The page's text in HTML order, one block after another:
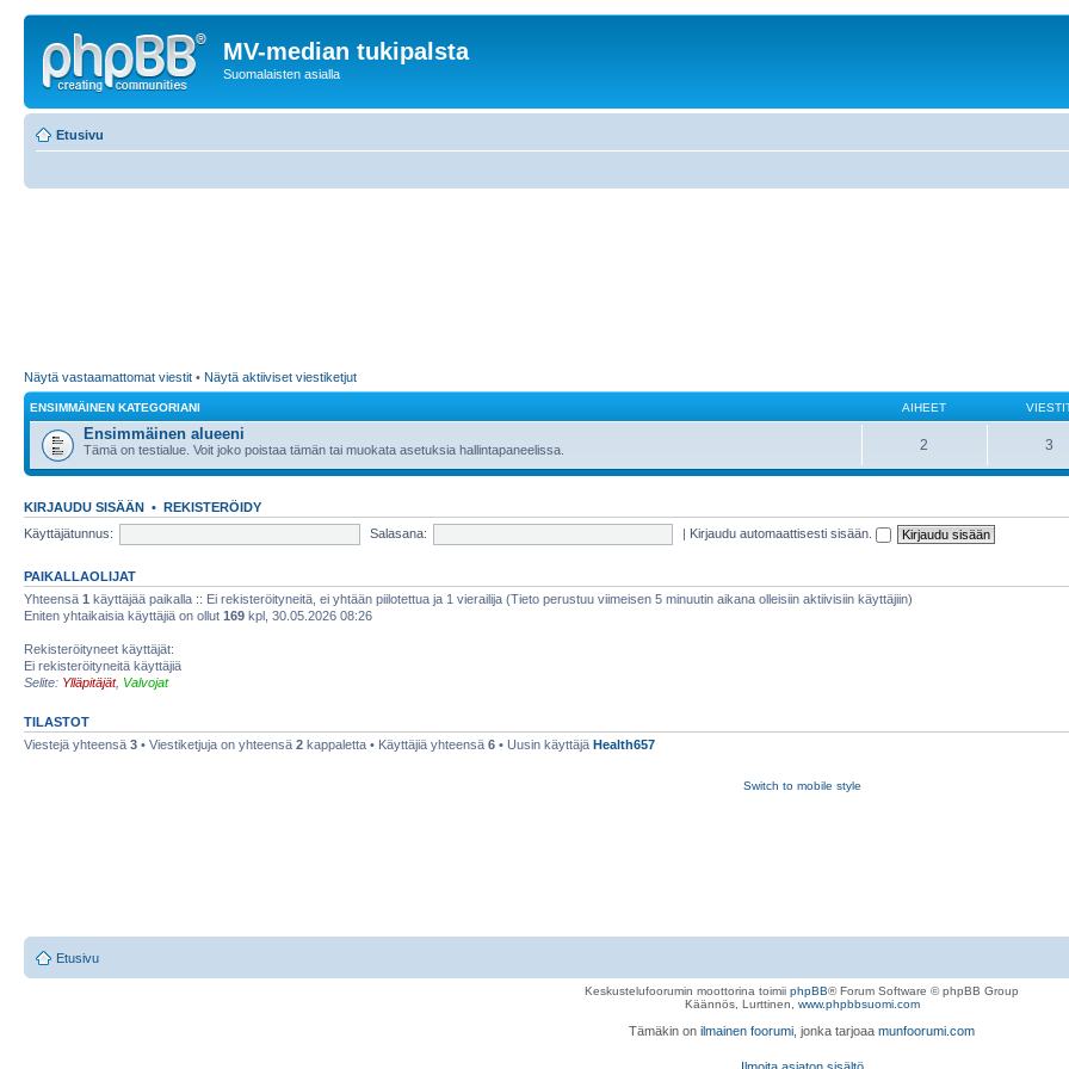
MV-median tukipalsta
Suomalaisten asialla
Etusivu
Näytä vastaamattomat viestit • Näytä aktiiviset viestiketjut
ENSIMMÄINEN KATEGORIANI AIHEET
Ensimmäinen alueeni
Tämä on testialue. Voit joko poistaa tämän tai muokata asetuksia hallintapaneelissa. 2 3
KIRJAUDU SISÄÄN • REKISTERÖIDY
Käyttäjätunnus:
Salasana: | Kirjaudu automaattisesti sisään.
PAIKALLAOLIJAT
Yhteensä 1 käyttäjää paikalla :: Ei rekisteröityneitä, ei yhtään piilotettua ja 1 vierailija (Tieto perustuu viimeisen 5 minuutin aikana olleisiin aktiivisiin käyttäjiin)
Eniten yhtaikaisia käyttäjiä on ollut 169 kpl, 30.05.2026 08:26
Rekisteröityneet käyttäjät:
Ei rekisteröityneitä käyttäjiä
Selite: Ylläpitäjät, Valvojat
TILASTOT
Viestejä yhteensä 3 • Viestiketjuja on yhteensä 2 kappaletta • Käyttäjiä yhteensä 6 • Uusin käyttäjä Health657
Switch to mobile style
Etusivu
Keskustelufoorumin moottorina toimii phpBB® Forum Software © phpBB Group
Käännös, Lurttinen, www.phpbbsuomi.com
Tämäkin on ilmainen foorumi , jonka tarjoaa munfoorumi.com